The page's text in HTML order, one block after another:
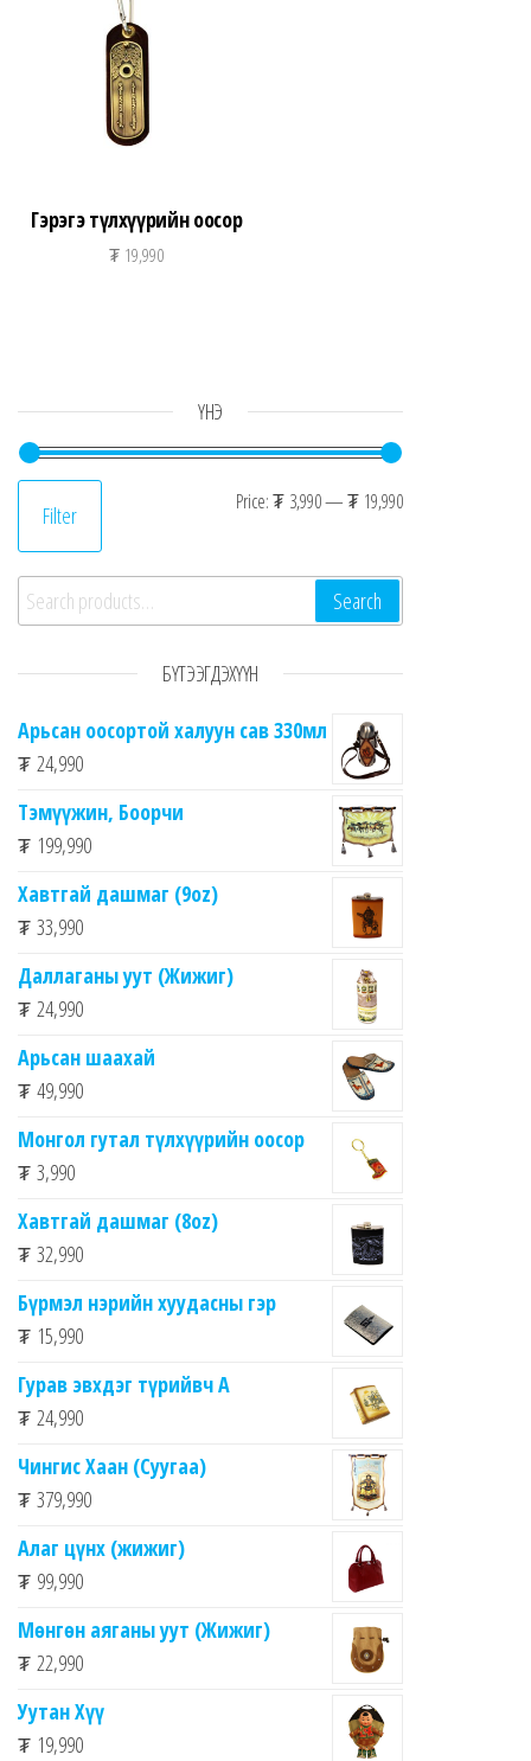
Гэрэгэ түлхүүрийн оосор
₮ 19,990
ҮНЭ
Min price
Max price
Filter Price:₮ 3,990—₮ 19,990
Search for: Search
БҮТЭЭГДЭХҮҮН
Арьсан оосортой халуун сав 330мл
₮ 24,990
Тэмүүжин, Боорчи
₮ 199,990
Хавтгай дашмаг (9oz)
₮ 33,990
Даллаганы уут (Жижиг)
₮ 24,990
Арьсан шаахай
₮ 49,990
Монгол гутал түлхүүрийн оосор
₮ 3,990
Хавтгай дашмаг (8oz)
₮ 32,990
Бүрмэл нэрийн хуудасны гэр
₮ 15,990
Гурав эвхдэг түрийвч A
₮ 24,990
Чингис Хаан (Суугаа)
₮ 379,990
Алаг цүнх (жижиг)
₮ 99,990
Мөнгөн аяганы уут (Жижиг)
₮ 22,990
Уутан Хүү
₮ 19,990